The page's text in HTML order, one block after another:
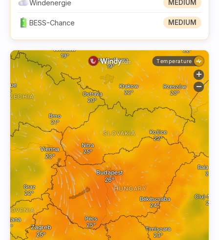
Windenergie MEDIUM
BESS-Chance MEDIUM